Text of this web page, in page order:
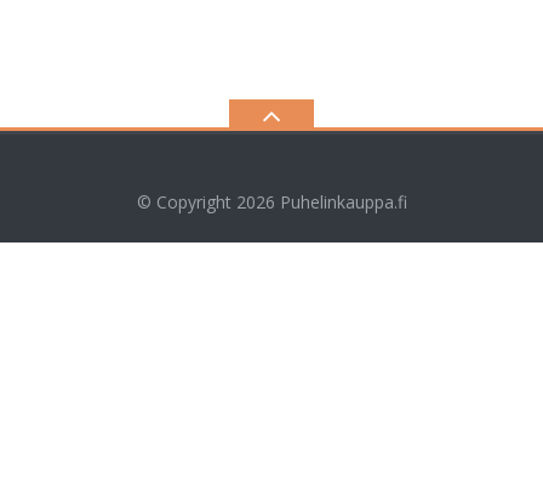
© Copyright 2026 Puhelinkauppa.fi